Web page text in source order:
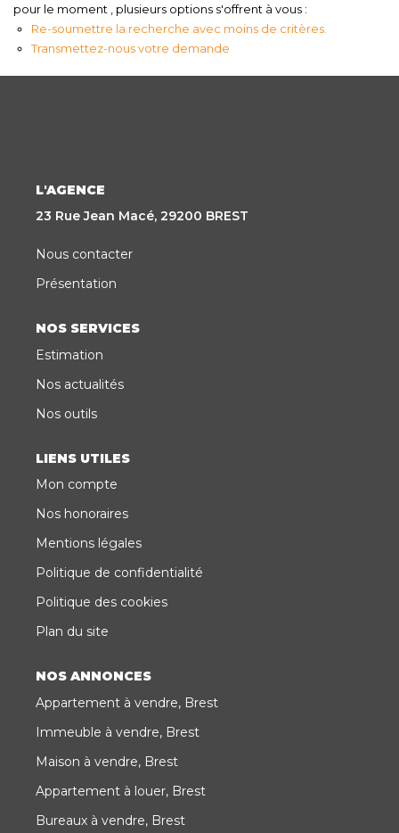
Nous Rejoindre
CONTACT
pour le moment , plusieurs options s'offrent à vous :
Re-soumettre la recherche avec moins de critères.
Transmettez-nous votre demande
L'AGENCE
23 Rue Jean Macé, 29200 BREST
Nous contacter
Présentation
NOS SERVICES
Estimation
Nos actualités
Nos outils
LIENS UTILES
Mon compte
Nos honoraires
Mentions légales
Politique de confidentialité
Politique des cookies
Plan du site
NOS ANNONCES
Appartement à vendre, Brest
Immeuble à vendre, Brest
Maison à vendre, Brest
Appartement à louer, Brest
Bureaux à vendre, Brest